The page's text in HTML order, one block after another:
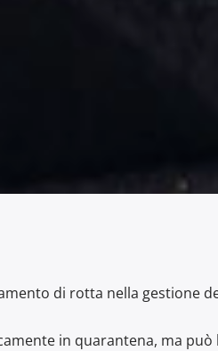
di rotta nella gestione
in quarantena, ma può